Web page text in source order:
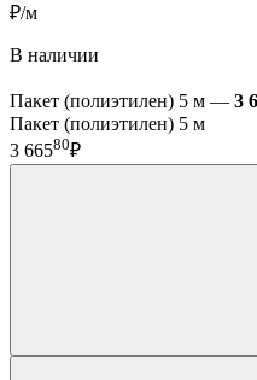
₽/м
В наличии
Пакет (полиэтилен) 5 м — 3
Пакет (полиэтилен) 5 м
3 66580₽